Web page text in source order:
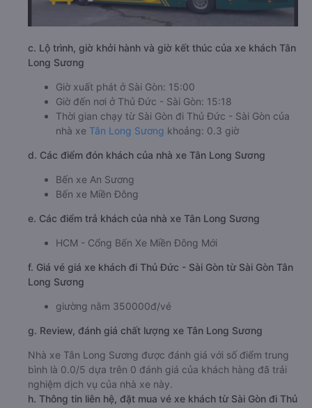
c. Lộ trình, giờ khởi hành và giờ kết thúc của xe khách Tân
Long Sương
Giờ xuất phát ở Sài Gòn: 15:00
Giờ đến nơi ở Thủ Đức - Sài Gòn: 15:18
Thời gian chạy từ Sài Gòn đi Thủ Đức - Sài Gòn của
nhà xe Tân Long Sương khoảng: 0.3 giờ
d. Các điểm đón khách của nhà xe Tân Long Sương
Bến xe An Sương
Bến xe Miền Đông
e. Các điểm trả khách của nhà xe Tân Long Sương
HCM - Cổng Bến Xe Miền Đông Mới
f. Giá vé giá xe khách đi Thủ Đức - Sài Gòn từ Sài Gòn Tân
Long Sương
giường nằm 350000đ/vé
g. Review, đánh giá chất lượng xe Tân Long Sương
Nhà xe Tân Long Sương được đánh giá với số điểm trung
bình là 0.0/5 dựa trên 0 đánh giá của khách hàng đã trải
nghiệm dịch vụ của nhà xe này.
h. Thông tin liên hệ, đặt mua vé xe khách từ Sài Gòn đi Thủ